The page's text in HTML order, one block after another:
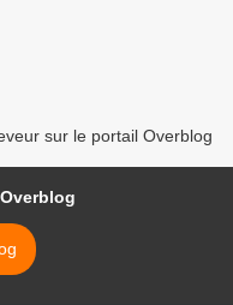
sur le portail Overblog